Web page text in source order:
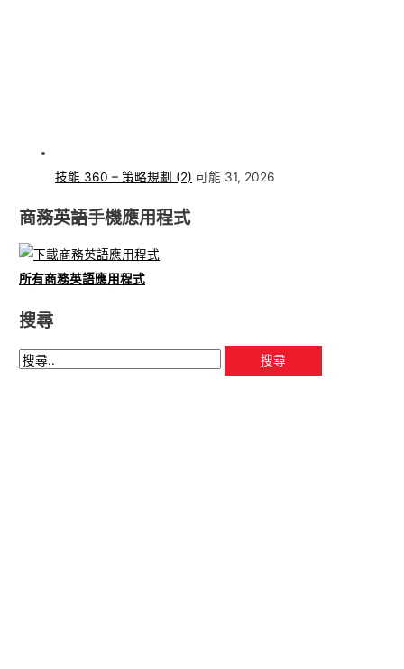
技能 360 – 策略規劃 (2) 可能 31, 2026
商務英語手機應用程式
所有商務英語應用程式
搜尋